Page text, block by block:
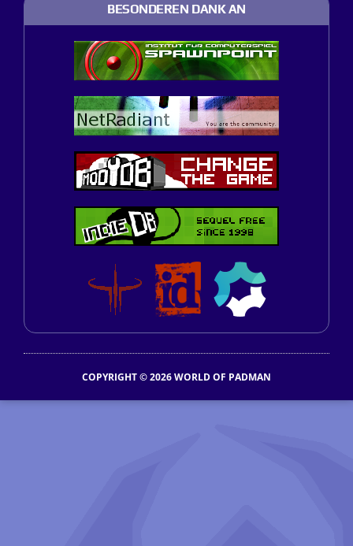
BESONDEREN DANK AN
COPYRIGHT © 2026 WORLD OF PADMAN